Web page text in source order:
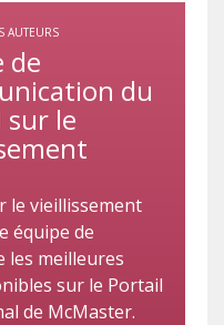
AUTEURS
de
du
sur le
le vieillissement
équipe de
les meilleures
sur le Portail
de McMaster.